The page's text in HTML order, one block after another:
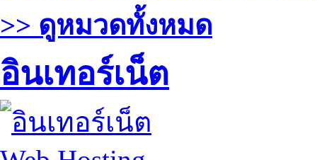
>> ดูหมวดทั้งหมด
อินเทอร์เน็ต